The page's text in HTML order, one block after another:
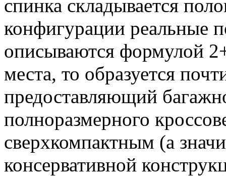
спинка складывается
конфигурации реальные
описываются формулой
места, то образуется
предоставляющий
полноразмерного
сверхкомпактным (а
консервативной